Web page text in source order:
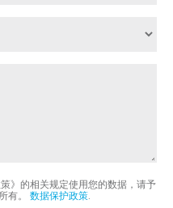
》的相关规定使用您的数据，请予
有。 数据保护政策.